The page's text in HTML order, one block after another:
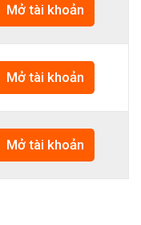
Mở tài khoản
Mở tài khoản
Mở tài khoản